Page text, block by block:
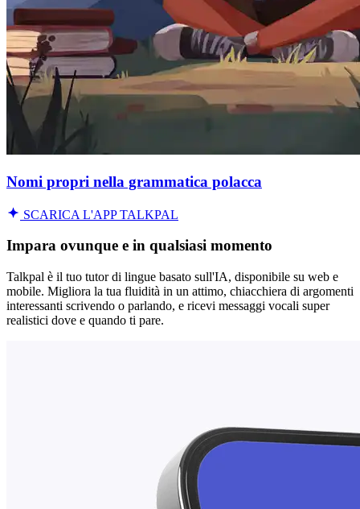
Nomi propri nella grammatica polacca
SCARICA L'APP TALKPAL
Impara ovunque e in qualsiasi momento
Talkpal è il tuo tutor di lingue basato sull'IA, disponibile su web e
mobile. Migliora la tua fluidità in un attimo, chiacchiera di argomenti
interessanti scrivendo o parlando, e ricevi messaggi vocali super
realistici dove e quando ti pare.